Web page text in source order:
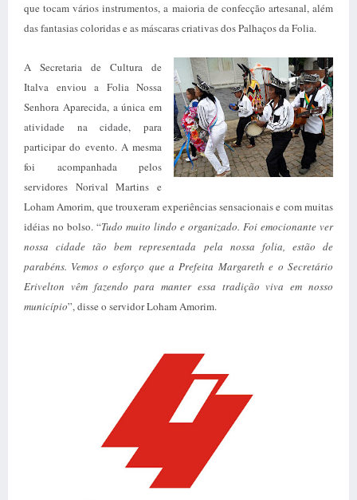
que tocam vários instrumentos, a maioria de confecção artesanal, além
das fantasias coloridas e as máscaras criativas dos Palhaços da Folia.
A Secretaria de Cultura de
Italva enviou a Folia Nossa
Senhora Aparecida, a única em
atividade na cidade, para
participar do evento. A mesma
foi acompanhada pelos
servidores Norival Martins e
Loham Amorim, que trouxeram experiências sensacionais e com muitas
idéias no bolso. “Tudo muito lindo e organizado. Foi emocionante ver
nossa cidade tão bem representada pela nossa folia, estão de
parabéns. Vemos o esforço que a Prefeita Margareth e o Secretário
Erivelton vêm fazendo para manter essa tradição viva em nosso
município”, disse o servidor Loham Amorim.